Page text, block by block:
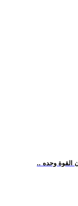
القوة وحده